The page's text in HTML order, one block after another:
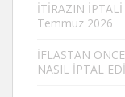
İTİRAZIN
Temmuz 2026
İFLASTAN
NASIL İPTAL